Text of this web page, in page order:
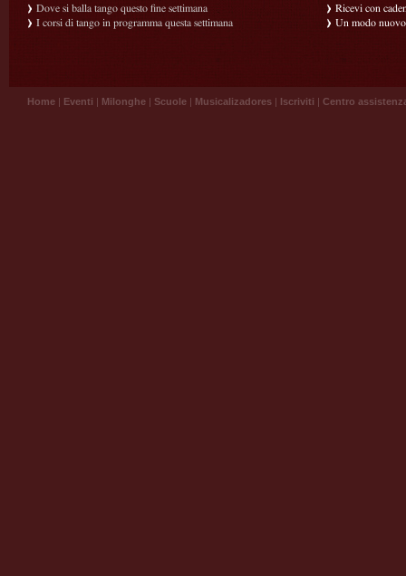
Dove si balla tango questo fine settimana
I corsi di tango in programma questa settimana
Ricevi con
Un modo
Home | Eventi | Milonghe | Scuole | Musicalizadores | Iscriviti | Centro